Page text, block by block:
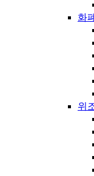
화
위